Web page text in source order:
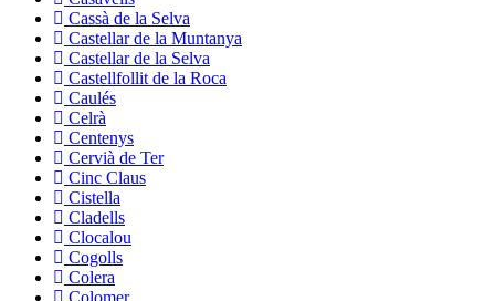
Cassà de la Selva
Castellar de la Muntanya
Castellar de la Selva
Castellfollit de la Roca
Caulés
Celrà
Centenys
Cervià de Ter
Cinc Claus
Cistella
Cladells
Clocalou
Cogolls
Colera